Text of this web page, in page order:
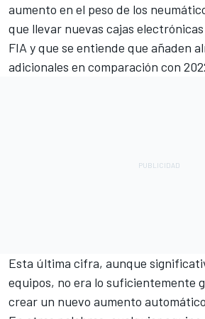
aumento en el peso de los
que llevar nuevas cajas
FIA y que se entiende que añaden
adicionales en comparación con
Esta última cifra, aunque
equipos, no era lo suficientemente
crear un nuevo aumento